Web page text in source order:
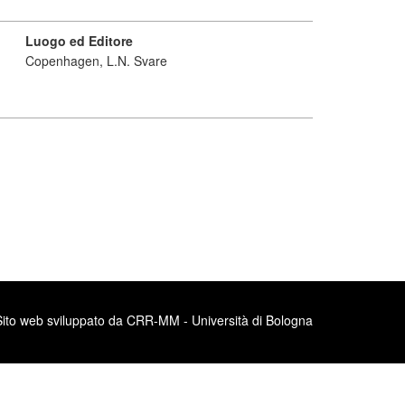
Luogo ed Editore
Copenhagen, L.N. Svare
web sviluppato da CRR-MM - Università di Bologna